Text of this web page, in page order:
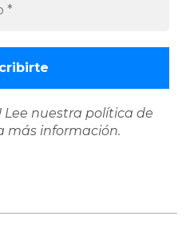
Lee nuestra política de
más información.